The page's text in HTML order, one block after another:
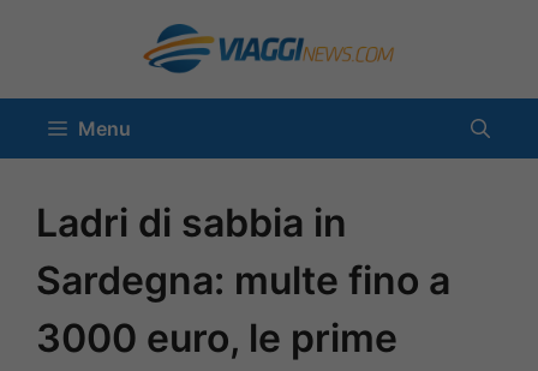
contenuto
Menu
Ladri di sabbia in
Sardegna: multe fino a
3000 euro, le prime